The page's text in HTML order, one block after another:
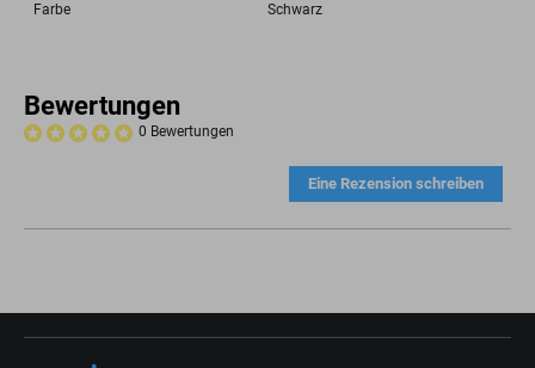
Farbe Schwarz
Bewertungen
0 Bewertungen
Eine Rezension schreiben